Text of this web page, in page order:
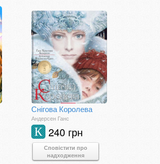
Снігова Королева
Андерсен Ганс
240 грн
К
Сповістити про
надходження